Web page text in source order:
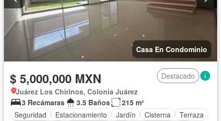
Casa En Condominio
$ 5,000,000 MXN
Destacado
Juárez Los Chirinos, Colonia Juárez
3 Recámaras
3.5 Baños
215 m²
Seguridad
Estacionamiento Jardín Cisterna
Terraza